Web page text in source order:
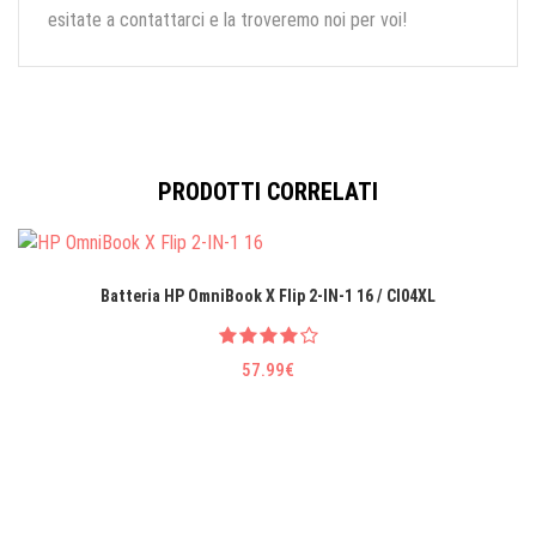
esitate a contattarci e la troveremo noi per voi!
PRODOTTI CORRELATI
Batteria HP OmniBook X Flip 2-IN-1 16 / CI04XL
57.99€